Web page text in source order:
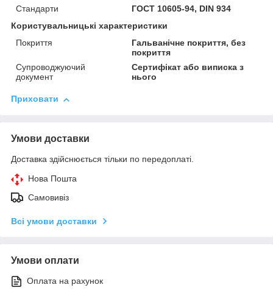
Стандарти
ГОСТ 10605-94, DIN 934
Користувальницькі характеристики
Покриття
Гальванічне покриття, без
покриття
Супроводжуючий
документ
Сертифікат або виписка з
нього
Приховати
Умови доставки
Доставка здійснюється тільки по передоплаті.
Нова Пошта
Самовивіз
Всі умови доставки
Умови оплати
Оплата на рахунок